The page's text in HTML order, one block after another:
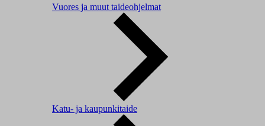
Vuores ja muut taideohjelmat
Katu- ja kaupunkitaide